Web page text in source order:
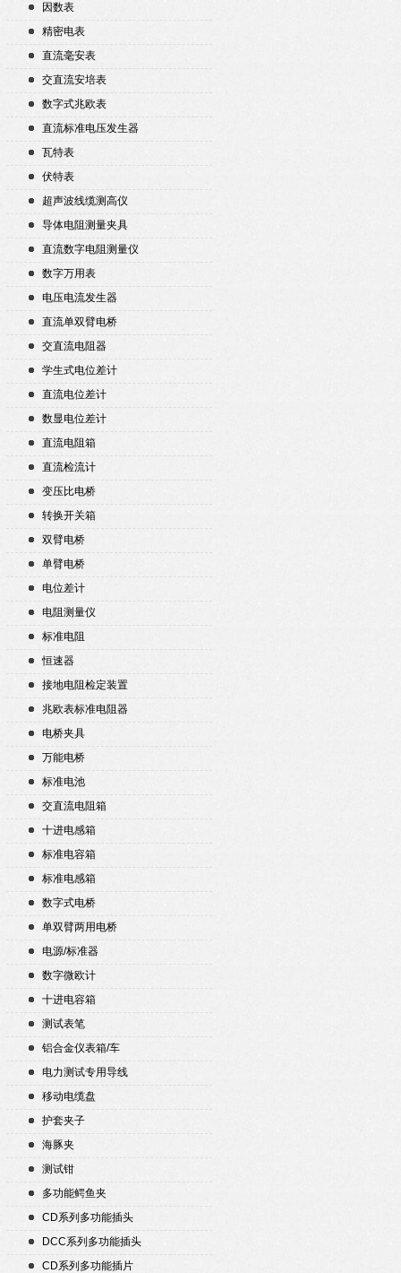
因数表
精密电表
直流毫安表
交直流安培表
数字式兆欧表
直流标准电压发生器
瓦特表
伏特表
超声波线缆测高仪
导体电阻测量夹具
直流数字电阻测量仪
数字万用表
电压电流发生器
直流单双臂电桥
交直流电阻器
学生式电位差计
直流电位差计
数显电位差计
直流电阻箱
直流检流计
变压比电桥
转换开关箱
双臂电桥
单臂电桥
电位差计
电阻测量仪
标准电阻
恒速器
接地电阻检定装置
兆欧表标准电阻器
电桥夹具
万能电桥
标准电池
交直流电阻箱
十进电感箱
标准电容箱
标准电感箱
数字式电桥
单双臂两用电桥
电源/标准器
数字微欧计
十进电容箱
测试表笔
铝合金仪表箱/车
电力测试专用导线
移动电缆盘
护套夹子
海豚夹
测试钳
多功能鳄鱼夹
CD系列多功能插头
DCC系列多功能插头
CD系列多功能插片